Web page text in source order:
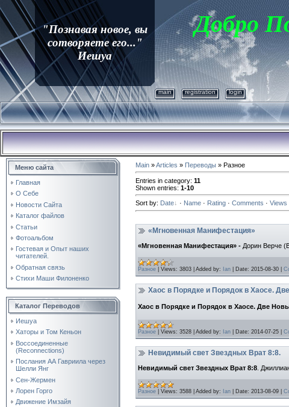
"Познавая новое, вы
сотворяете его..."
Иешуа
Добро
main registration login
Меню сайта
Главная
О Себе
Новости Сайта
Каталог файлов
Статьи
Фотоальбом
Гостевая и Опыт наших
читателей.
Обратная связь
Стихи Маши Филоненко
Каталог Переводов
Иешуа
Хаторы и Том Кеньон
Воссоединенные
(Reconnections)
Послания АА Гавриила через
Шелли Янг
Сен-Жермен
Лорен Горго
Движение Имзайя
Main »Articles » Переводы » Разное
Entries in category: 11
Shown entries: 1-10
Sort by: Date · Name · Rating · Comments · Views
«Мгновенная Манифестация»
«Мгновенная Манифестация» - Дорин Верче
Разное Views: 3803 Added by: Ian Date: 2015-08-30
Хаос в Порядке и Порядок в Хаосе.
Хаос в Порядке и Порядок в Хаосе. Две
Разное Views: 3528 Added by: Ian Date: 2014-07-25
Невидимый свет Звездных Врат 8:8.
Невидимый свет Звездных Врат 8:8
Разное Views: 3588 Added by: Ian Date: 2013-08-09